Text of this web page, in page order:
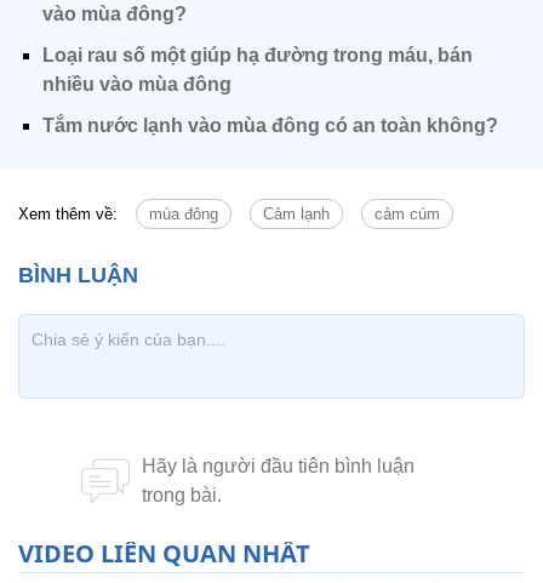
vào mùa đông?
Loại rau số một giúp hạ đường trong máu, bán
nhiều vào mùa đông
Tắm nước lạnh vào mùa đông có an toàn không?
Xem thêm về: mùa đông Cảm lạnh cảm cúm
VIDEO LIÊN QUAN NHẤT